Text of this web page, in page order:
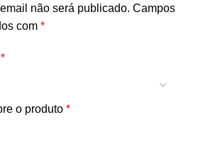
não será publicado. Campos
com *
*
o produto *